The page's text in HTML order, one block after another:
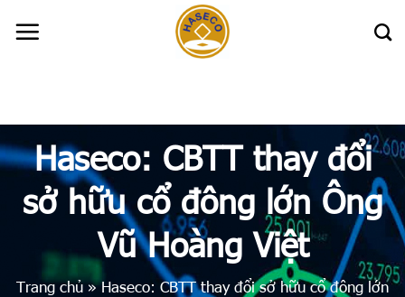
Haseco: CBTT thay đổi
sở hữu cổ đông lớn Ông
Vũ Hoàng Việt
Trang chủ»Haseco: CBTT thay đổi sở hữu cổ đông lớn